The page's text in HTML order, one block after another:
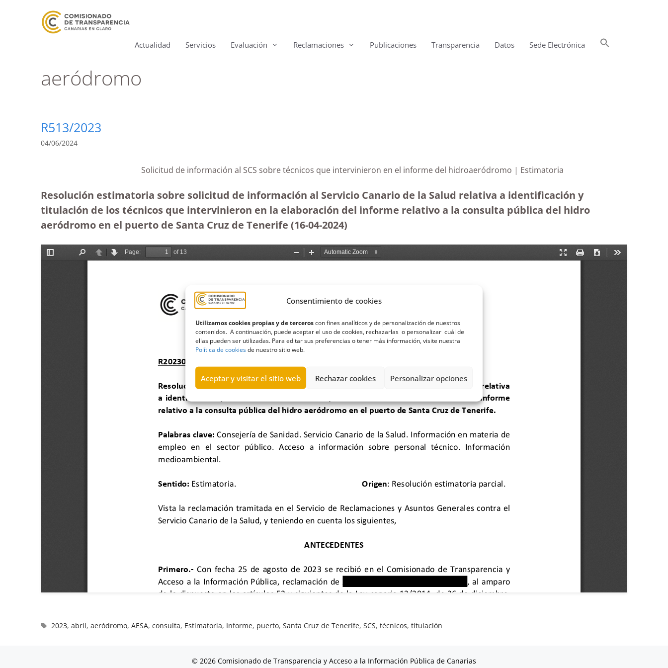
Consentimiento de cookies
Utilizamos cookies propias y de terceroscon fines analíticos y de personalización de nuestros
contenidos. A continuación, puede aceptar el uso de cookies, rechazarlas o personalizar cuál de
ellas pueden ser utilizadas. Para editar sus preferencias o tener más información, visite nuestra
Política de cookiesde nuestro sitio web.
Aceptar y visitar el sitio web Rechazar cookies Personalizar opciones
Actualidad Servicios Evaluación Reclamaciones Publicaciones Transparencia Datos Sede Electrónica
aeródromo
R513/2023
04/06/2024
Solicitud de información al SCS sobre técnicos que intervinieron en el informe del hidroaeródromo | Estimatoria
Resolución estimatoria sobre solicitud de información al Servicio Canario de la Salud relativa a identificación y
titulación de los técnicos que intervinieron en la elaboración del informe relativo a la consulta pública del hidro
aeródromo en el puerto de Santa Cruz de Tenerife (16-04-2024)
2023,abril,aeródromo,AESA,consulta, Estimatoria, Informe, puerto,Santa Cruz de Tenerife,SCS,técnicos,titulación
© 2026 Comisionado de Transparencia y Acceso a la Información Pública de Canarias